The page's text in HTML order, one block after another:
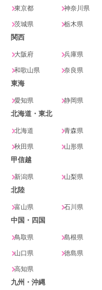
東京都 神奈川県
茨城県 栃木県
関西
大阪府 兵庫県
和歌山県
奈良県
東海
愛知県 静岡県
北海道・東北
北海道 青森県
秋田県 山形県
甲信越
新潟県 山梨県
北陸
富山県 石川県
中国・四国
鳥取県 島根県
山口県 徳島県
高知県
九州・沖縄